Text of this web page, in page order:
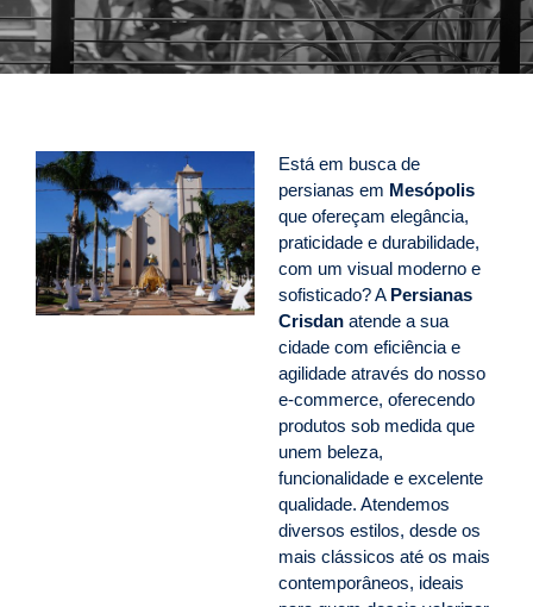
Está em busca de
persianas em Mesópolis
que ofereçam elegância,
praticidade e durabilidade,
com um visual moderno e
sofisticado? A Persianas
Crisdan atende a sua
cidade com eficiência e
agilidade através do nosso
e-commerce, oferecendo
produtos sob medida que
unem beleza,
funcionalidade e excelente
qualidade. Atendemos
diversos estilos, desde os
mais clássicos até os mais
contemporâneos, ideais